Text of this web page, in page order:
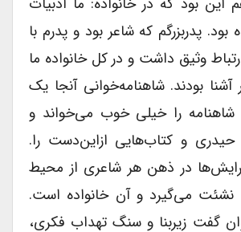
پدربزرگم که شاعر بود و پدرم با
وثیق داشت و در کل خانواده ما
بودند. شاهنامه‌خوانی آنجا یک
شاهنامه را خیلی خوب می‌خواند و
و کتاب‌هایی ازاین‌دست را.
در ذهن هر شاعری از محیط
نشئت می‌گیرد و آن خانواده است.
گفت زیربنا و سنگ تهداب فکری،